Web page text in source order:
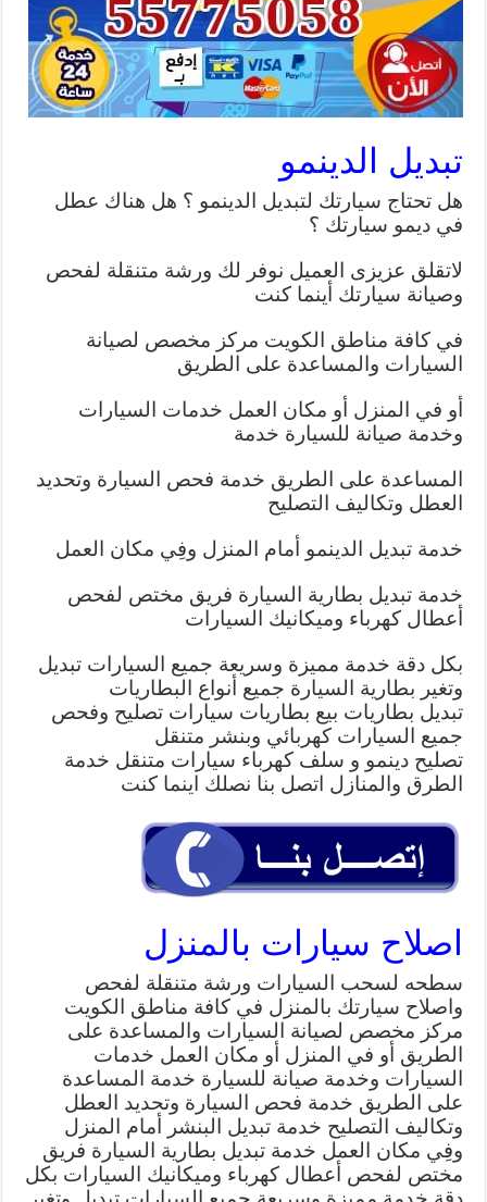
تبديل الدينمو
هل تحتاج سيارتك لتبديل الدينمو ؟ هل هناك عطل
في ديمو سيارتك ؟
لاتقلق عزيزى العميل نوفر لك ورشة متنقلة لفحص
وصيانة سيارتك أينما كنت
في كافة مناطق الكويت مركز مخصص لصيانة
السيارات والمساعدة على الطريق
أو في المنزل أو مكان العمل خدمات السيارات
وخدمة صيانة للسيارة خدمة
المساعدة على الطريق خدمة فحص السيارة وتحديد
العطل وتكاليف التصليح
خدمة تبديل الدينمو أمام المنزل وفِي مكان العمل
خدمة تبديل بطارية السيارة فريق مختص لفحص
أعطال كهرباء وميكانيك السيارات
بكل دقة خدمة مميزة وسريعة جميع السيارات تبديل
وتغير بطارية السيارة جميع أنواع البطاريات
تبديل بطاريات بيع بطاريات سيارات تصليح وفحص
جميع السيارات كهربائي وبنشر متنقل
تصليح دينمو و سلف كهرباء سيارات متنقل خدمة
الطرق والمنازل اتصل بنا نصلك اينما كنت
اصلاح سيارات بالمنزل
سطحه لسحب السيارات ورشة متنقلة لفحص
واصلاح سيارتك بالمنزل في كافة مناطق الكويت
مركز مخصص لصيانة السيارات والمساعدة على
الطريق أو في المنزل أو مكان العمل خدمات
السيارات وخدمة صيانة للسيارة خدمة المساعدة
على الطريق خدمة فحص السيارة وتحديد العطل
وتكاليف التصليح خدمة تبديل البنشر أمام المنزل
وفِي مكان العمل خدمة تبديل بطارية السيارة فريق
مختص لفحص أعطال كهرباء وميكانيك السيارات بكل